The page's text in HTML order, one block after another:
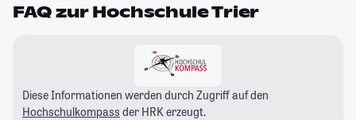
FAQ zur Hochschule Trier
Diese Informationen werden durch Zugriff auf den
Hochschulkompass der HRK erzeugt.